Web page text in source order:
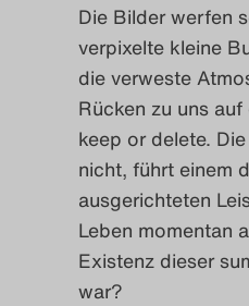
Die Bilder werfen
verpixelte kleine
die verweste
Rücken zu uns
keep or delete.
nicht, führt einem
ausgerichteten
Leben momentan
Existenz dieser
war?